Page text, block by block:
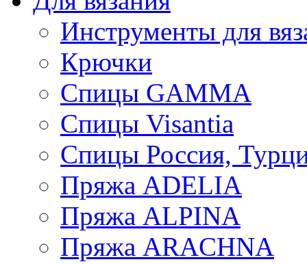
Инструменты для
Крючки
Спицы GAMMA
Спицы Visantia
Спицы Россия,
Пряжа ADELIA
Пряжа ALPINA
Пряжа ARACHNA